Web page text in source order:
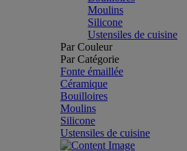
Moulins
Silicone
Ustensiles de cuisine
Par Couleur
Par Catégorie
Fonte émaillée
Céramique
Bouilloires
Moulins
Silicone
Ustensiles de cuisine